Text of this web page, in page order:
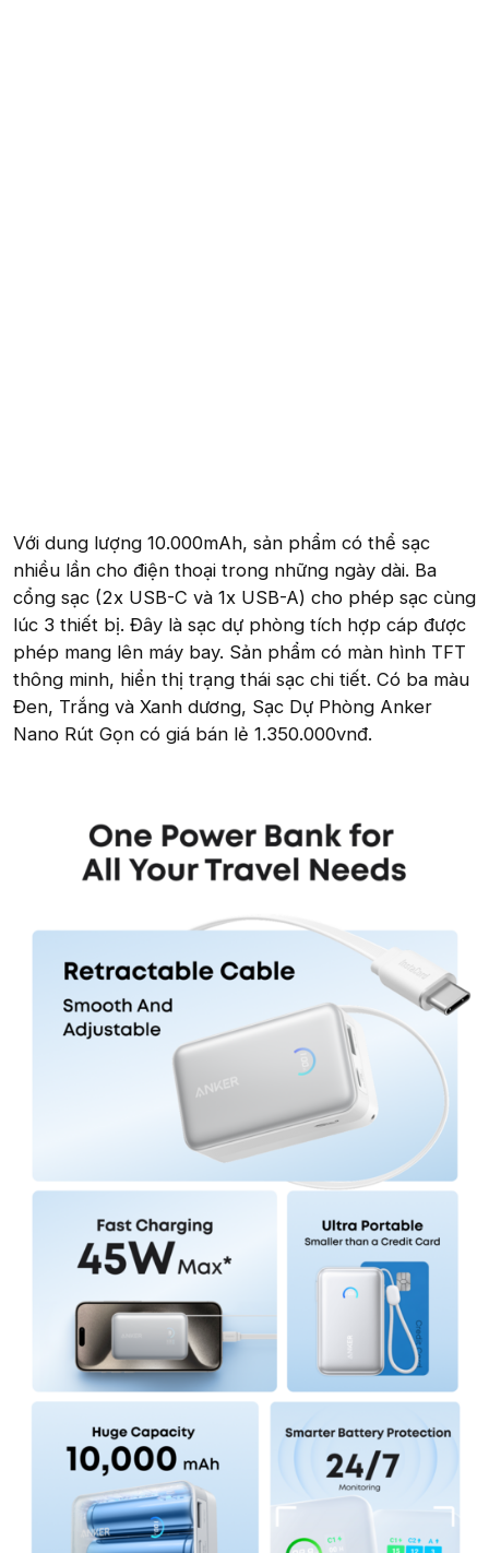
Với dung lượng 10.000mAh, sản phẩm có thể sạc
nhiều lần cho điện thoại trong những ngày dài. Ba
cổng sạc (2x USB-C và 1x USB-A) cho phép sạc cùng
lúc 3 thiết bị. Đây là sạc dự phòng tích hợp cáp được
phép mang lên máy bay. Sản phẩm có màn hình TFT
thông minh, hiển thị trạng thái sạc chi tiết. Có ba màu
Đen, Trắng và Xanh dương, Sạc Dự Phòng Anker
Nano Rút Gọn có giá bán lẻ 1.350.000vnđ.